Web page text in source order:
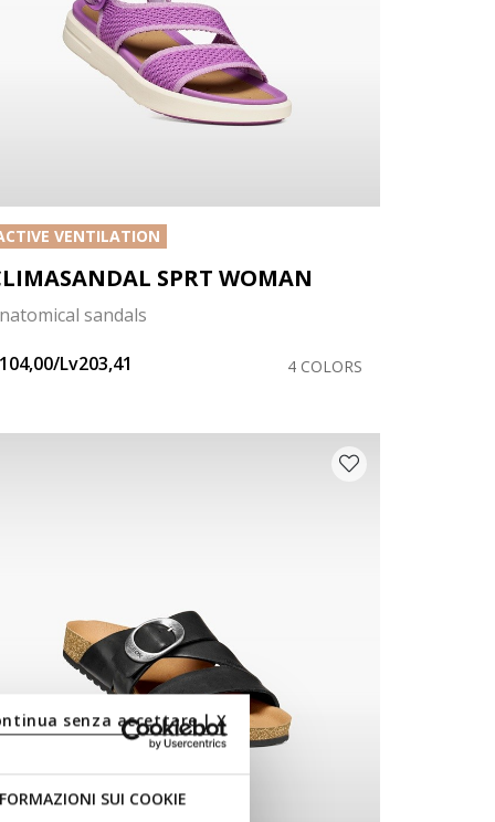
SUI COOKIE
senza accettare | X
VENTILATION
SPRT WOMAN
sandals
Lv203,41
4 COLORS